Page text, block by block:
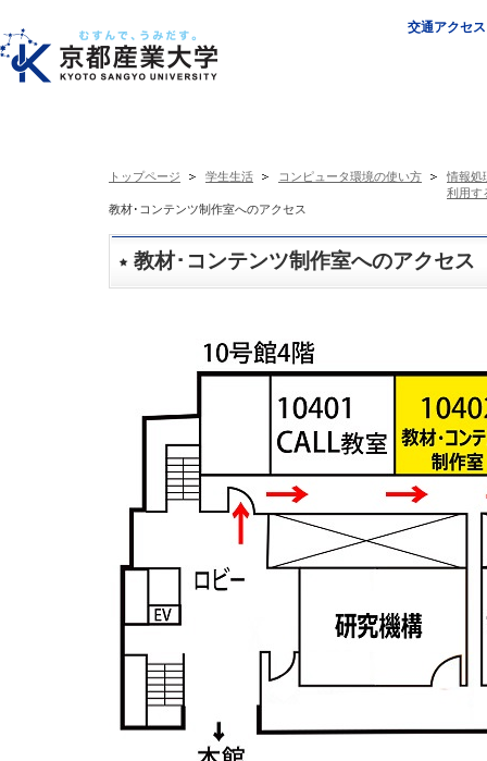
交通アクセス
トップページ 学生生活 コンピュータ環境の使い方
情報処
利用す
教材･コンテンツ制作室へのアクセス
教材･コンテンツ制作室へのアクセス